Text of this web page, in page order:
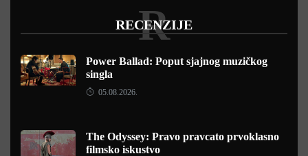
RECENZIJE
R
Power Ballad: Poput sjajnog muzičkog
singla
05.08.2026.
The Odyssey: Pravo pravcato prvoklasno
filmsko iskustvo